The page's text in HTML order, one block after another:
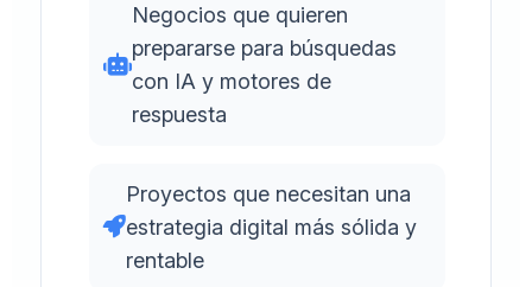
Negocios que quieren
prepararse para búsquedas
con IA y motores de
respuesta
Proyectos que necesitan una
estrategia digital más sólida y
rentable